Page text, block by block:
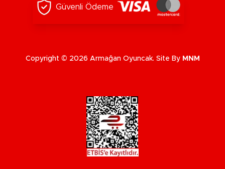
Güvenli Ödeme
Copyright © 2026 Armağan Oyuncak. Site By MNM